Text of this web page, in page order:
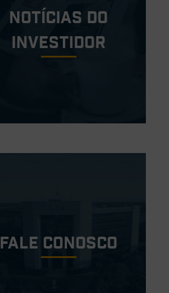
Notícias do
investidor
Fale conosco